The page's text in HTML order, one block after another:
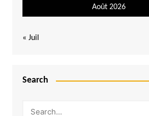
Août 2026
« Juil
Search